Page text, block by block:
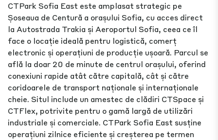
CTPark Sofia East este amplasat strategic pe
Șoseaua de Centură a orașului Sofia, cu acces direct
la Autostrada Trakia și Aeroportul Sofia, ceea ce îl
face o locație ideală pentru logistică, comerț
electronic și operațiuni de producție ușoară. Parcul se
află la doar 20 de minute de centrul orașului, oferind
conexiuni rapide atât către capitală, cât și către
coridoarele de transport naționale și internaționale
cheie. Situl include un amestec de clădiri CTSpace și
CTFlex, potrivite pentru o gamă largă de utilizări
industriale și comerciale. CTPark Sofia East susține
operațiuni zilnice eficiente și creșterea pe termen